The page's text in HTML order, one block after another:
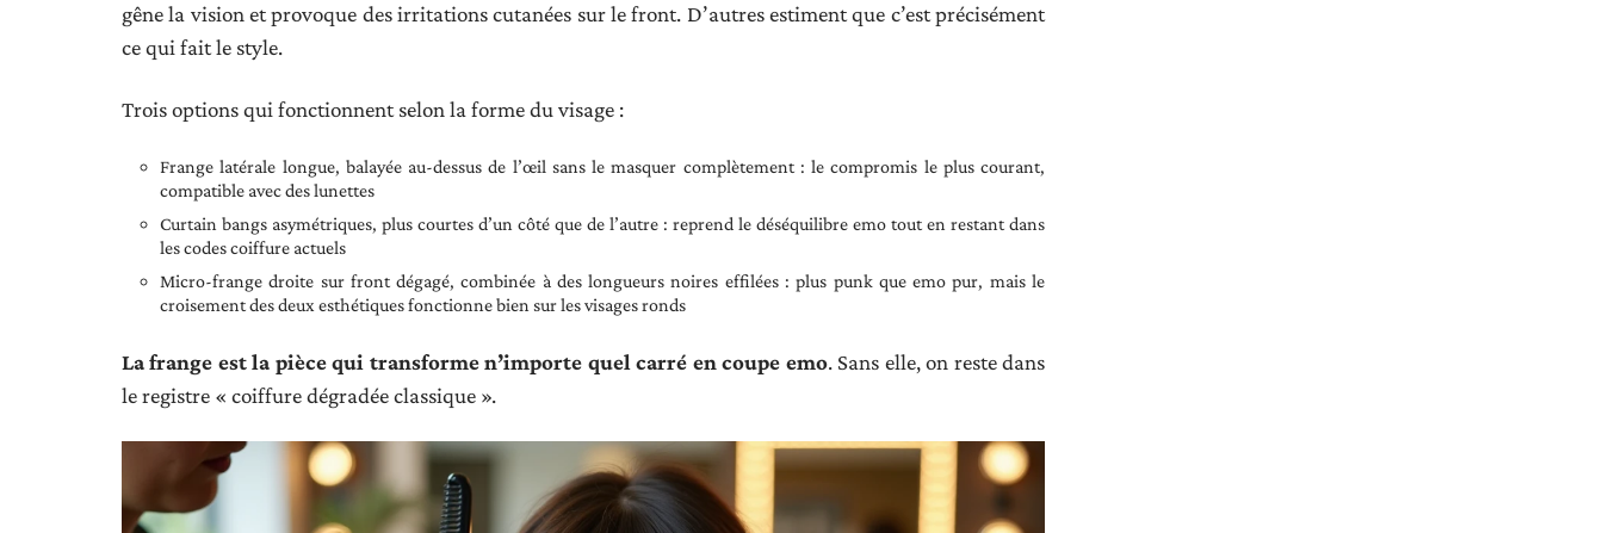
gêne la vision et provoque des irritations cutanées sur le front. D’autres estiment que c’est précisément
ce qui fait le style.
Trois options qui fonctionnent selon la forme du visage :
Frange latérale longue, balayée au-dessus de l’œil sans le masquer complètement : le compromis le plus courant,
compatible avec des lunettes
Curtain bangs asymétriques, plus courtes d’un côté que de l’autre : reprend le déséquilibre emo tout en restant dans
les codes coiffure actuels
Micro-frange droite sur front dégagé, combinée à des longueurs noires effilées : plus punk que emo pur, mais le
croisement des deux esthétiques fonctionne bien sur les visages ronds
La frange est la pièce qui transforme n’importe quel carré en coupe emo. Sans elle, on reste dans
le registre « coiffure dégradée classique ».